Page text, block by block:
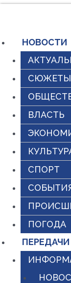
содержимому
НОВОСТИ
СЮЖЕТЫ
ВЛАСТЬ
СПОРТ
ПОГОДА
ПЕРЕДАЧИ